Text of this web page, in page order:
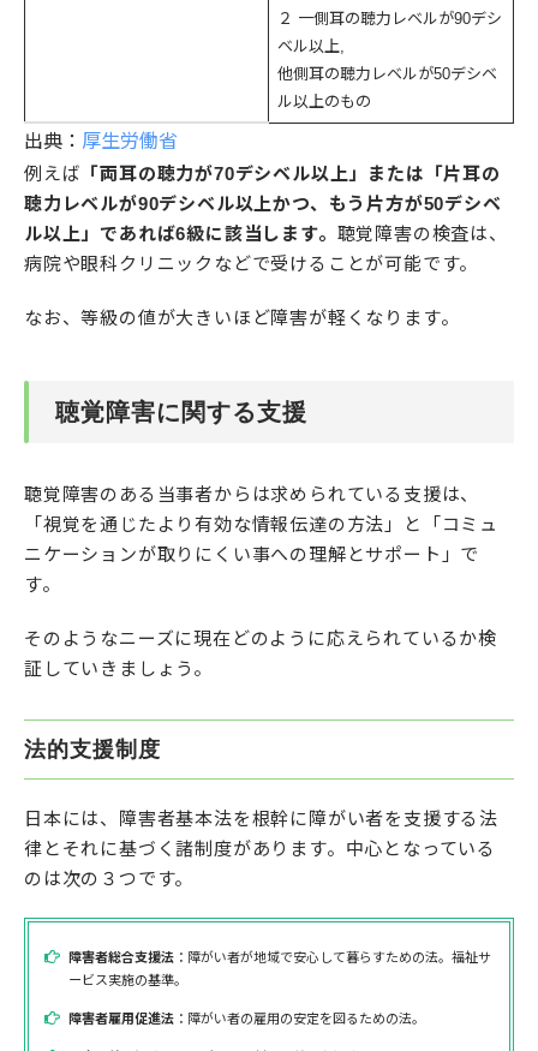
２ 一側耳の聴力レベルが90デシ
ベル以上,
他側耳の聴力レベルが50デシベ
ル以上のもの
出典： 厚生労働省
例えば 「両耳の聴力が70デシベル以上」または「片耳の
聴力レベルが90デシベル以上かつ、もう片方が50デシベ
ル以上」であれば6級に該当します。 聴覚障害の検査は、
病院や眼科クリニックなどで受けることが可能です。
なお、等級の値が大きいほど障害が軽くなります。
聴覚障害に関する支援
聴覚障害のある当事者からは求められている支援は、
「視覚を通じたより有効な情報伝達の方法」と「コミュ
ニケーションが取りにくい事への理解とサポート」で
す。
そのようなニーズに現在どのように応えられているか検
証していきましょう。
法的支援制度
日本には、障害者基本法を根幹に障がい者を支援する法
律とそれに基づく諸制度があります。中心となっている
のは次の３つです。
障害者総合支援法：障がい者が地域で安心して暮らすための法。福祉サ
ービス実施の基準。
障害者雇用促進法：障がい者の雇用の安定を図るための法。